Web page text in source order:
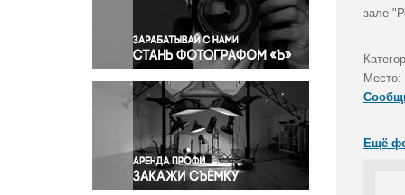
Правосудие
Происшествия и конфликты
Религия
Светская жизнь
Спорт
Экология
Экономика и бизнес
зале
Место:
Ещё